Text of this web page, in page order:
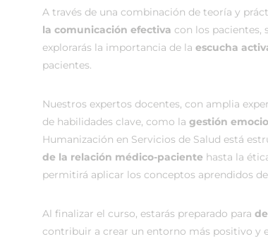
A través de una combinación de teoría y
la comunicación efectiva con los pacientes,
explorarás la importancia de la escucha
pacientes.
Nuestros expertos docentes, con amplia
de habilidades clave, como la gestión
Humanización en Servicios de Salud está
de la relación médico-paciente hasta la
permitirá aplicar los conceptos aprendidos
Al finalizar el curso, estarás preparado para
contribuir a crear un entorno más positivo y